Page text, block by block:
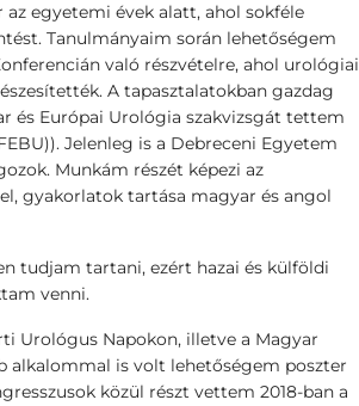
egyetemi évek alatt, ahol sokféle
Tanulmányaim során lehetőségem
való részvételre, ahol urológiai
A tapasztalatokban gazdag
és Európai Urológia szakvizsgát tettem
Jelenleg is a Debreceni Egyetem
Munkám részét képezi az
gyakorlatok tartása magyar és angol
tudjam tartani, ezért hazai és külföldi
venni.
Urológus Napokon, illetve a Magyar
alkalommal is volt lehetőségem poszter
közül részt vettem 2018-ban a